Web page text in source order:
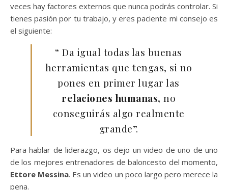
veces hay factores externos que nunca podrás controlar. Si
tienes pasión por tu trabajo, y eres paciente mi consejo es
el siguiente:
“ Da igual todas las buenas
herramientas que tengas, si no
pones en primer lugar las
relaciones humanas, no
conseguirás algo realmente
grande”.
Para hablar de liderazgo, os dejo un video de uno de uno
de los mejores entrenadores de baloncesto del momento,
Ettore Messina. Es un video un poco largo pero merece la
pena.